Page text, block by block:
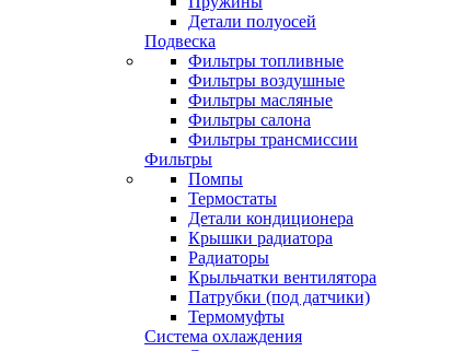
Детали полуосей
Подвеска
Фильтры топливные
Фильтры воздушные
Фильтры масляные
Фильтры салона
Фильтры трансмиссии
Фильтры
Помпы
Термостаты
Детали кондиционера
Крышки радиатора
Радиаторы
Крыльчатки вентилятора
Патрубки (под датчики)
Термомуфты
Система охлаждения